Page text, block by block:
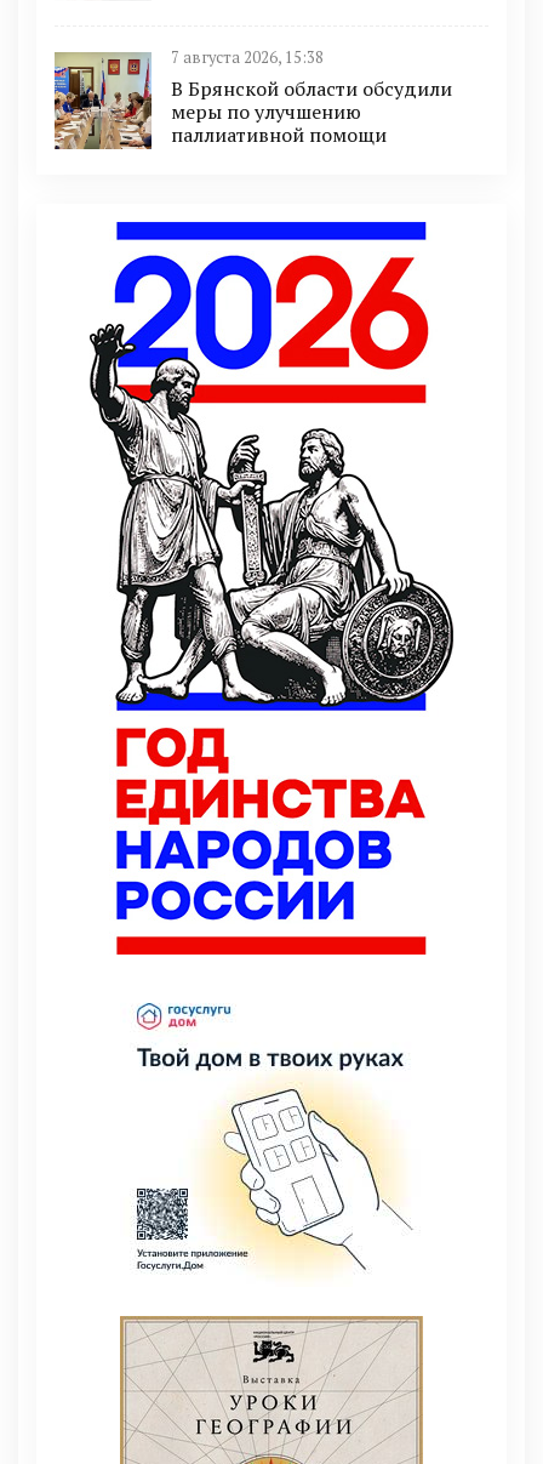
7 августа 2026, 15:38
В Брянской области обсудили
меры по улучшению
паллиативной помощи